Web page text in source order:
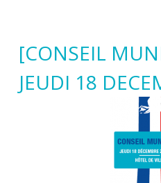
[CONSEIL
JEUDI 18